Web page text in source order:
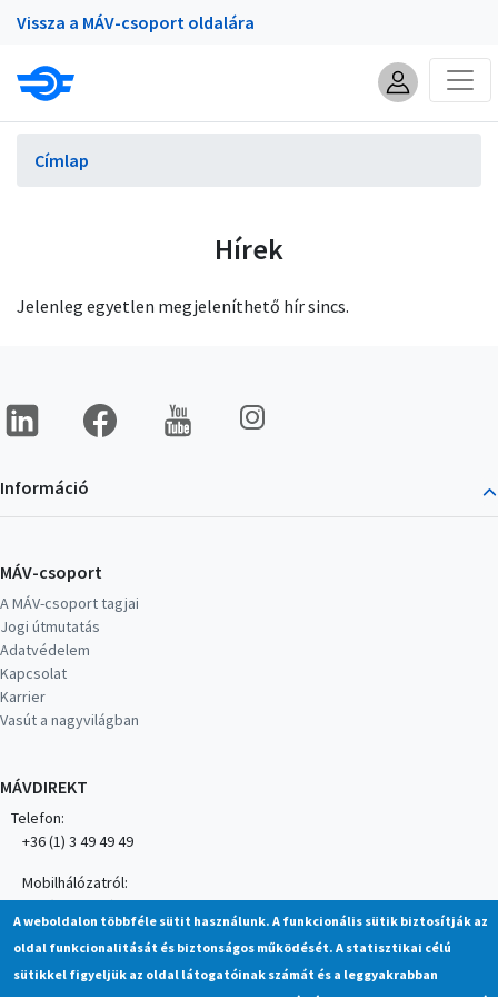
Ugrás
tartalomra
Portálok
Vissza a MÁV-csoport oldalára
Morzsa
Címlap
Hírek
Jelenleg egyetlen megjeleníthető hír sincs.
Kép Kép Kép Kép
Információ
MÁV-csoport
A MÁV-csoport tagjai
Jogi útmutatás
Adatvédelem
Kapcsolat
Karrier
Vasút a nagyvilágban
MÁVDIREKT
Telefon:
+36 (1) 3 49 49 49
Mobilhálózatról:
+36 (20/30/70) 499 4999
MÁV alkalmazás
A weboldalon többféle sütit használunk. A funkcionális sütik biztosítják az
oldal funkcionalitását és biztonságos működését. A statisztikai célú
sütikkel figyeljük az oldal látogatóinak számát és a leggyakrabban